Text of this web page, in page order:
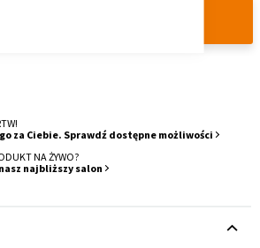
za Ciebie. Sprawdź dostępne możliwości
NA ŻYWO?
najbliższy salon